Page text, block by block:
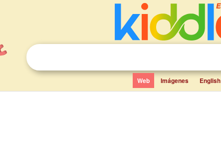
Web Imágenes English